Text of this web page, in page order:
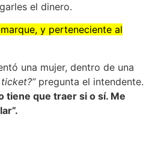
el dinero.
y perteneciente al
una mujer, dentro de una
ticket?”pregunta el intendente.
tiene que traer si o sí. Me